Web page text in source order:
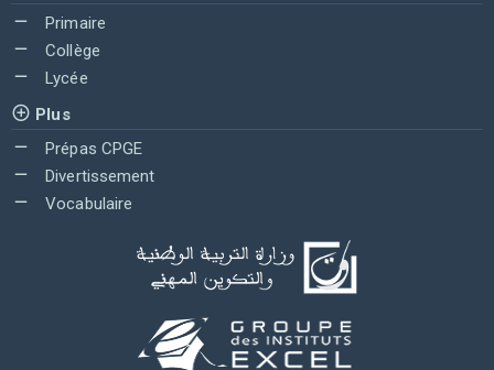
Primaire
Collège
Lycée
Plus
Prépas CPGE
Divertissement
Vocabulaire